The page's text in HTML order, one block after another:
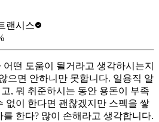
랜시스
떤 도움이 될거라고 생각하시는지
으면 안하니만 못합니다. 일용직 알
, 뭐 취준하시는 동안 용돈이 부족
없이 한다면 괜찮겠지만 스펙을 쌓
한다? 많이 손해라고 생각합니다.